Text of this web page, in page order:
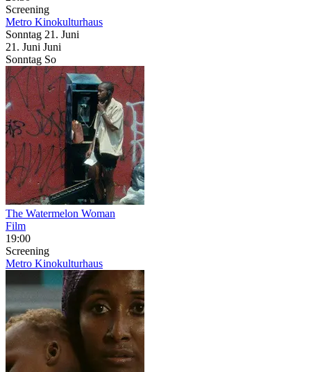
Screening
Metro Kinokulturhaus
Sonntag 21. Juni
21. Juni Juni
Sonntag So
The Watermelon Woman
Film
19:00
Screening
Metro Kinokulturhaus